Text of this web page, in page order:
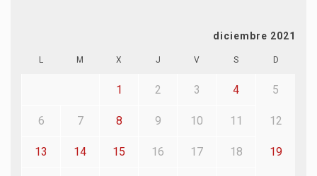
diciembre 2021
L M X J V S D
1 2 3 4 5
6 7 8 9 10 11 12
13 14 15 16 17 18 19